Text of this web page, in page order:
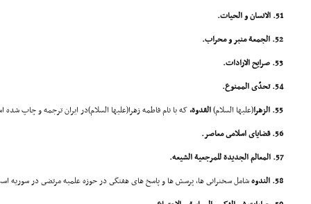
51. الانسان و الحیات.
52. الجمعة منبر و محراب.
53. صرایح الارادات.
54. تحدّى الممنوع.
55. الزهرا
(علیها السلام)القدوة،که با نام فاطمه زهرا(علیها السلام)در ایران ترجمه و چاپ
56. قضایاى اسلامى معاصر.
57. المعالم الجدیدة للمرجعیة الشیعه.
58. الندوه
شامل سخنرانى ها، پرسش ها و پاسخ هاى هفتگى در حوزه علمیه مرتضى در